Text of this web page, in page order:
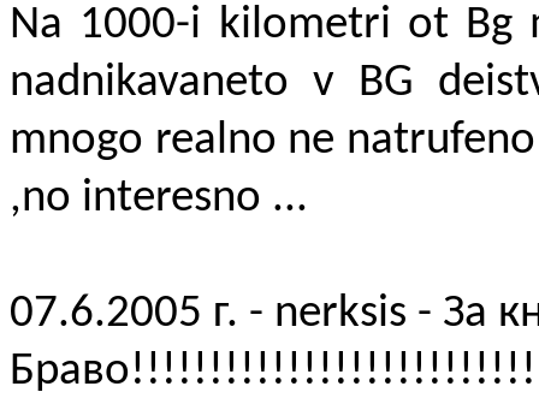
Na 1000-i kilometri ot Bg
nadnikavaneto v BG
mnogo realno ne
,no interesno ...
07.6.2005 г. - nerksis - За